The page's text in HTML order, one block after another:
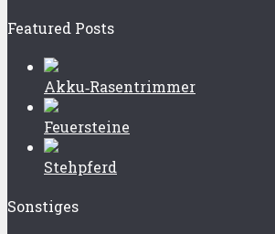
Featured Posts
Akku‑Rasentrimmer
Feuersteine
Stehpferd
Sonstiges